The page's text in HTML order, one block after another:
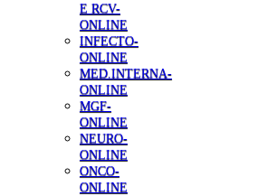
E RCV-
ONLINE
INFECTO-
ONLINE
MED.INTERNA-
ONLINE
MGF-
ONLINE
NEURO-
ONLINE
ONCO-
ONLINE